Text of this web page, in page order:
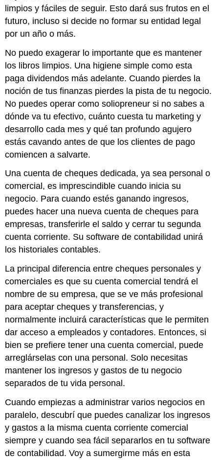
limpios y fáciles de seguir. Esto dará sus frutos en el
futuro, incluso si decide no formar su entidad legal
por un año o más.
No puedo exagerar lo importante que es mantener
los libros limpios. Una higiene simple como esta
paga dividendos más adelante. Cuando pierdes la
noción de tus finanzas pierdes la pista de tu negocio.
No puedes operar como soliopreneur si no sabes a
dónde va tu efectivo, cuánto cuesta tu marketing y
desarrollo cada mes y qué tan profundo agujero
estás cavando antes de que los clientes de pago
comiencen a salvarte.
Una cuenta de cheques dedicada, ya sea personal o
comercial, es imprescindible cuando inicia su
negocio. Para cuando estés ganando ingresos,
puedes hacer una nueva cuenta de cheques para
empresas, transferirle el saldo y cerrar tu segunda
cuenta corriente. Su software de contabilidad unirá
los historiales contables.
La principal diferencia entre cheques personales y
comerciales es que su cuenta comercial tendrá el
nombre de su empresa, que se ve más profesional
para aceptar cheques y transferencias, y
normalmente incluirá características que le permiten
dar acceso a empleados y contadores. Entonces, si
bien se prefiere tener una cuenta comercial, puede
arreglárselas con una personal. Solo necesitas
mantener los ingresos y gastos de tu negocio
separados de tu vida personal.
Cuando empiezas a administrar varios negocios en
paralelo, descubrí que puedes canalizar los ingresos
y gastos a la misma cuenta corriente comercial
siempre y cuando sea fácil separarlos en tu software
de contabilidad. Voy a sumergirme más en esta